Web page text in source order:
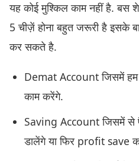
यह कोई मुश्किल काम नहीं है.
5 चीज़ें होना बहुत जरूरी है इसके
कर सकते है.
Demat Account जिसमें
काम करेंगे.
Saving Account जिसमें
डालेंगे या फिर profit save